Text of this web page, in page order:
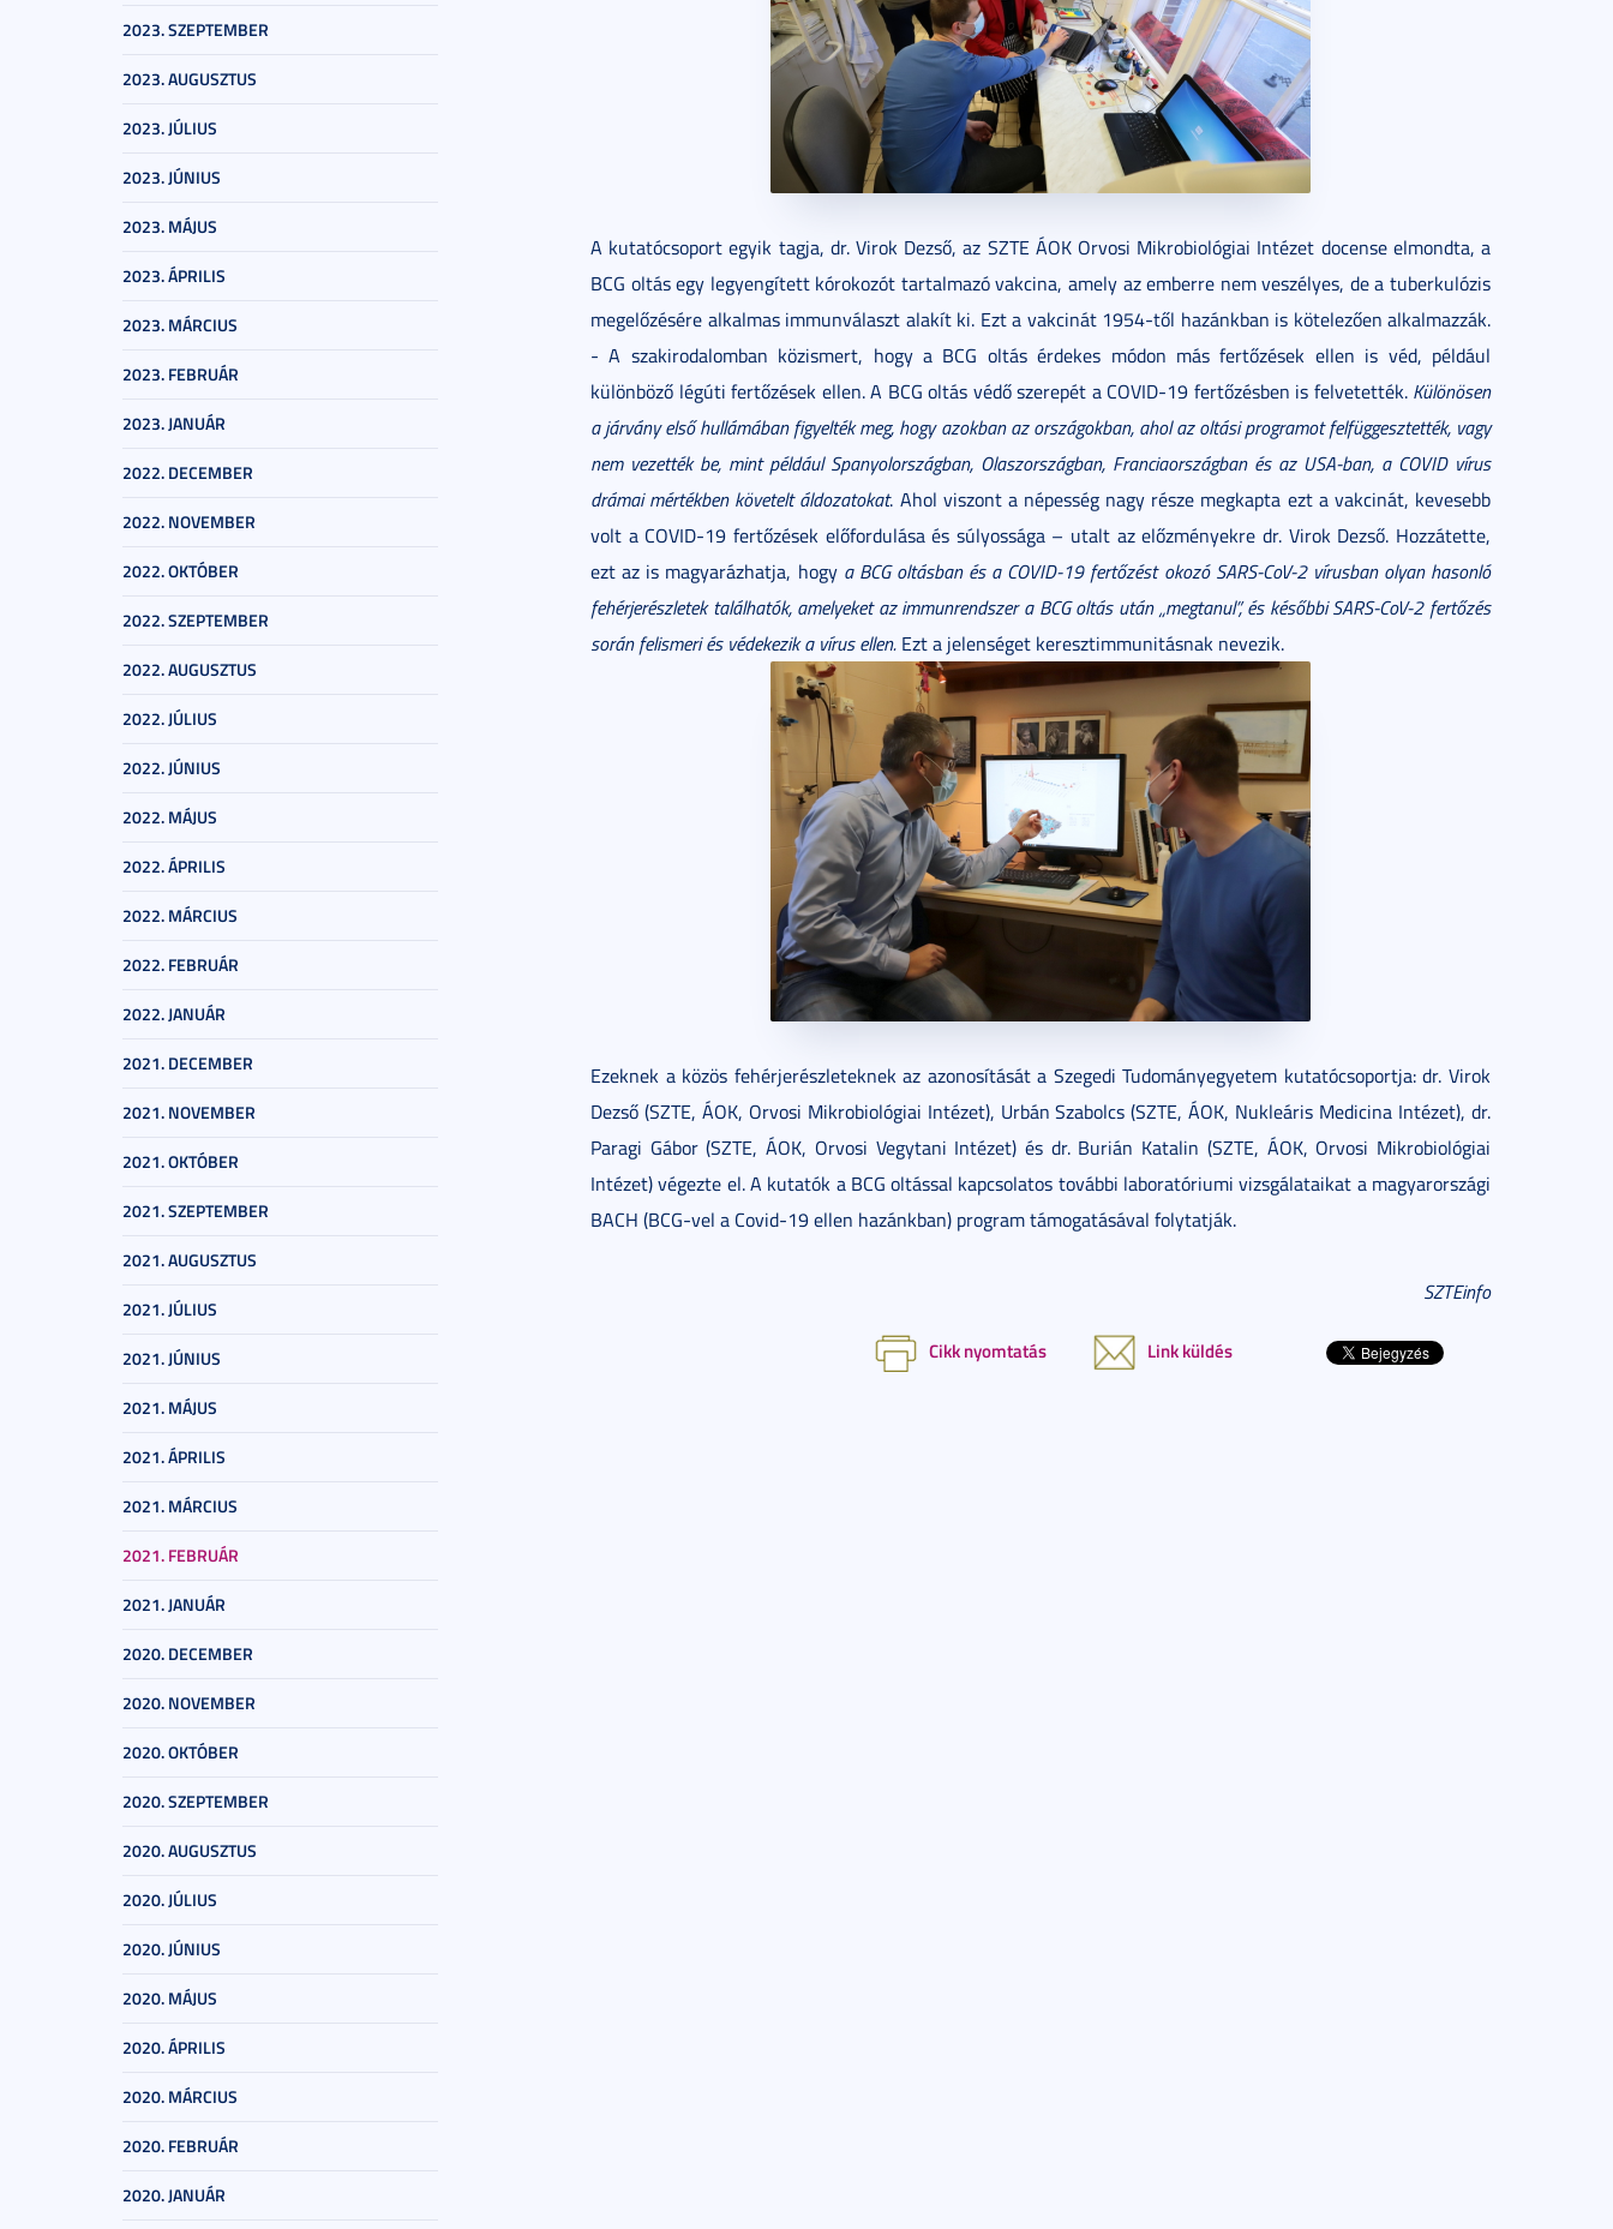
2023. SZEPTEMBER
2023. AUGUSZTUS
2023. JÚLIUS
2023. JÚNIUS
2023. MÁJUS
2023. ÁPRILIS
2023. MÁRCIUS
2023. FEBRUÁR
2023. JANUÁR
2022. DECEMBER
2022. NOVEMBER
2022. OKTÓBER
2022. SZEPTEMBER
2022. AUGUSZTUS
2022. JÚLIUS
2022. JÚNIUS
2022. MÁJUS
2022. ÁPRILIS
2022. MÁRCIUS
2022. FEBRUÁR
2022. JANUÁR
2021. DECEMBER
2021. NOVEMBER
2021. OKTÓBER
2021. SZEPTEMBER
2021. AUGUSZTUS
2021. JÚLIUS
2021. JÚNIUS
2021. MÁJUS
2021. ÁPRILIS
2021. MÁRCIUS
2021. FEBRUÁR
2021. JANUÁR
2020. DECEMBER
2020. NOVEMBER
2020. OKTÓBER
2020. SZEPTEMBER
2020. AUGUSZTUS
2020. JÚLIUS
2020. JÚNIUS
2020. MÁJUS
2020. ÁPRILIS
2020. MÁRCIUS
2020. FEBRUÁR
2020. JANUÁR
A kutatócsoport egyik tagja, dr. Virok Dezső, az SZTE ÁOK Orvosi Mikrobiológiai Intézet docense elmondta, a
BCG oltás egy legyengített kórokozót tartalmazó vakcina, amely az emberre nem veszélyes, de a tuberkulózis
megelőzésére alkalmas immunválaszt alakít ki. Ezt a vakcinát 1954-től hazánkban is kötelezően alkalmazzák.
- A szakirodalomban közismert, hogy a BCG oltás érdekes módon más fertőzések ellen is véd, például
különböző légúti fertőzések ellen. A BCG oltás védő szerepét a COVID-19 fertőzésben is felvetették. Különösen
a járvány első hullámában figyelték meg, hogy azokban az országokban, ahol az oltási programot felfüggesztették, vagy
nem vezették be, mint például Spanyolországban, Olaszországban, Franciaországban és az USA-ban, a COVID vírus
drámai mértékben követelt áldozatokat. Ahol viszont a népesség nagy része megkapta ezt a vakcinát, kevesebb
volt a COVID-19 fertőzések előfordulása és súlyossága – utalt az előzményekre dr. Virok Dezső. Hozzátette,
ezt az is magyarázhatja, hogy a BCG oltásban és a COVID-19 fertőzést okozó SARS-CoV-2 vírusban olyan hasonló
fehérjerészletek találhatók, amelyeket az immunrendszer a BCG oltás után „megtanul”, és későbbi SARS-CoV-2 fertőzés
során felismeri és védekezik a vírus ellen. Ezt a jelenséget keresztimmunitásnak nevezik.
Ezeknek a közös fehérjerészleteknek az azonosítását a Szegedi Tudományegyetem kutatócsoportja: dr. Virok
Dezső (SZTE, ÁOK, Orvosi Mikrobiológiai Intézet), Urbán Szabolcs (SZTE, ÁOK, Nukleáris Medicina Intézet), dr.
Paragi Gábor (SZTE, ÁOK, Orvosi Vegytani Intézet) és dr. Burián Katalin (SZTE, ÁOK, Orvosi Mikrobiológiai
Intézet) végezte el. A kutatók a BCG oltással kapcsolatos további laboratóriumi vizsgálataikat a magyarországi
BACH (BCG-vel a Covid-19 ellen hazánkban) program támogatásával folytatják.
SZTEinfo
Cikk nyomtatás Link küldés